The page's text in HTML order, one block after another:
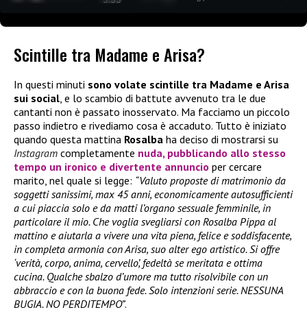
Scintille tra Madame e Arisa?
In questi minuti sono volate scintille tra Madame e Arisa
sui social, e lo scambio di battute avvenuto tra le due
cantanti non è passato inosservato. Ma facciamo un piccolo
passo indietro e rivediamo cosa è accaduto. Tutto è iniziato
quando questa mattina Rosalba ha deciso di mostrarsi su
Instagram completamente nuda, pubblicando allo stesso
tempo un ironico e divertente annuncio per cercare
marito, nel quale si legge: “Valuto proposte di matrimonio da
soggetti sanissimi, max 45 anni, economicamente autosufficienti
a cui piaccia solo e da matti l’organo sessuale femminile, in
particolare il mio. Che voglia svegliarsi con Rosalba Pippa al
mattino e aiutarla a vivere una vita piena, felice e soddisfacente,
in completa armonia con Arisa, suo alter ego artistico. Si offre
‘verità, corpo, anima, cervello’, fedeltà se meritata e ottima
cucina. Qualche sbalzo d’umore ma tutto risolvibile con un
abbraccio e con la buona fede. Solo intenzioni serie. NESSUNA
BUGIA. NO PERDITEMPO”.